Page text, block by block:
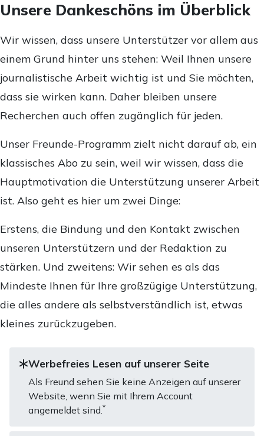
Unsere Dankeschöns im Überblick
Wir wissen, dass unsere Unterstützer vor allem aus
einem Grund hinter uns stehen: Weil Ihnen unsere
journalistische Arbeit wichtig ist und Sie möchten,
dass sie wirken kann. Daher bleiben unsere
Recherchen auch offen zugänglich für jeden.
Unser Freunde-Programm zielt nicht darauf ab, ein
klassisches Abo zu sein, weil wir wissen, dass die
Hauptmotivation die Unterstützung unserer Arbeit
ist. Also geht es hier um zwei Dinge:
Erstens, die Bindung und den Kontakt zwischen
unseren Unterstützern und der Redaktion zu
stärken. Und zweitens: Wir sehen es als das
Mindeste Ihnen für Ihre großzügige Unterstützung,
die alles andere als selbstverständlich ist, etwas
kleines zurückzugeben.
Werbefreies Lesen auf unserer Seite
Als Freund sehen Sie keine Anzeigen auf unserer
Website, wenn Sie mit Ihrem Account
angemeldet sind.*